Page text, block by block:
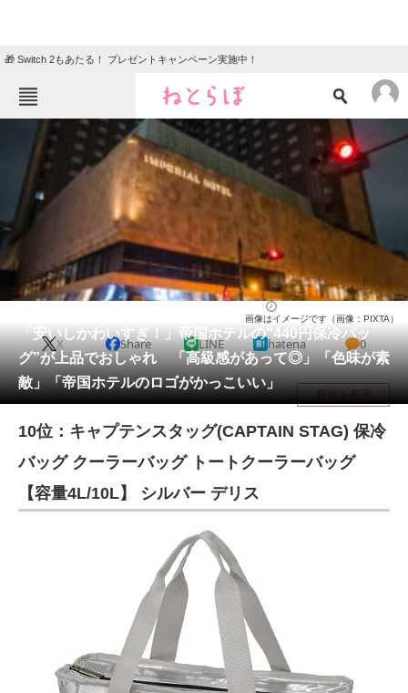
🎁 Switch 2もあたる！ プレゼントキャンペーン実施中！
ねとらぼメニュー
ニュース
エンタメ クイズ
グルメ 地域
住まい 教育・育児
動物 リサーチ
会員記事
メディア
注目記事を集めた総合ページ
スマホと通信の最新トレンド
好きが集まる 比べて選べる
ビジネスと働き方のヒント
AI活用のいまが分かる
企業ITのトレンドを詳説
「安いしかわいすぎ！」帝国ホテルの“440円保冷バッ
グ”が上品でおしゃれ 「高級感があって◎」「色味が素
敵」「帝国ホテルのロゴがかっこいい」
画像はイメージです（画像：PIXTA）
X Share LINE hatena 0
目次を表示
10位：キャプテンスタッグ(CAPTAIN STAG) 保冷
バッグ クーラーバッグ トートクーラーバッグ
【容量4L/10L】 シルバー デリス